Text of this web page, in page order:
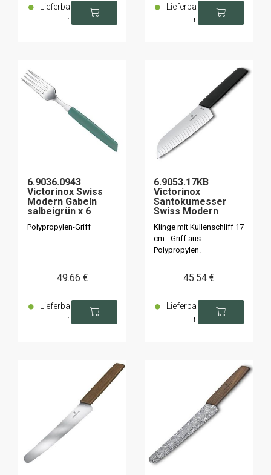
Lieferba
r
Lieferba
r
6.9036.0943
Victorinox Swiss
Modern Gabeln
salbeigrün x 6
Polypropylen-Griff
49.66 €
Lieferba
r
6.9053.17KB
Victorinox
Santokumesser
Swiss Modern
17cm
Klinge mit Kullenschliff 17
cm - Griff aus
Polypropylen.
45.54 €
Lieferba
r